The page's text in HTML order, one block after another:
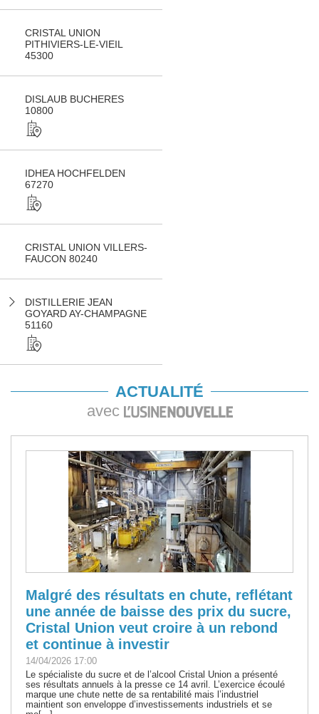
CRISTAL UNION
PITHIVIERS-LE-VIEIL
45300
DISLAUB BUCHERES
10800
IDHEA HOCHFELDEN
67270
CRISTAL UNION VILLERS-
FAUCON 80240
DISTILLERIE JEAN
GOYARD AY-CHAMPAGNE
51160
ACTUALITÉ
avec
Malgré des résultats en chute, reflétant
une année de baisse des prix du sucre,
Cristal Union veut croire à un rebond
et continue à investir
14/04/2026 17:00
Le spécialiste du sucre et de l’alcool Cristal Union a présenté
ses résultats annuels à la presse ce 14 avril. L’exercice écoulé
marque une chute nette de sa rentabilité mais l’industriel
maintient son enveloppe d’investissements industriels et se